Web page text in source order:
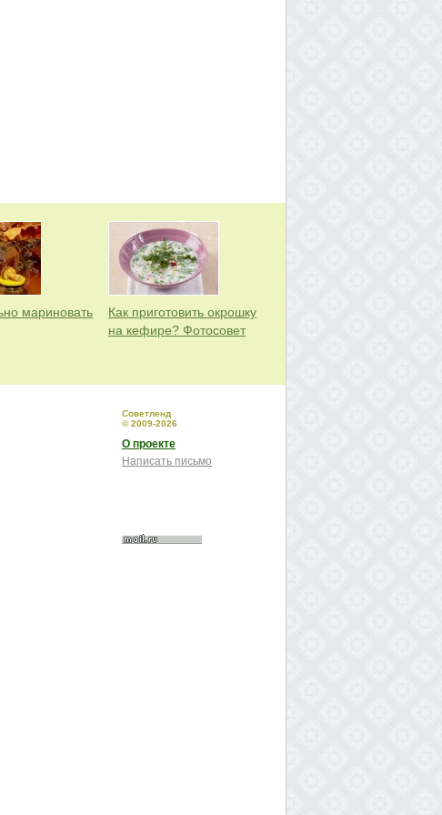
мариновать
Как приготовить окрошку
на кефире? Фотосовет
Советленд
© 2009-2026
О проекте
Написать письмо